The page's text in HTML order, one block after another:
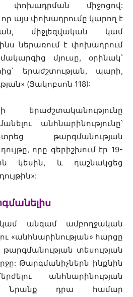
փոխադրման միջոցով:
որ այս փոխադրումը կարող է
միջլեզվական կամ
ներառում է փոխադրում
մյուսը, օրինակ՝
երաժշտության, պարի,
(Յակոբսոն 118):
երաժշտականությունը
անհնարինությունը՝
թարգմանության
որը գերիշխում էր 19-
կեսին, և դաշնակցեց
անգամ ամբողջական
«անհնարինության» հարցը
տեսության
Թարգմանիչներն ինքնին
անհնարինության
Նրանք դրա համար